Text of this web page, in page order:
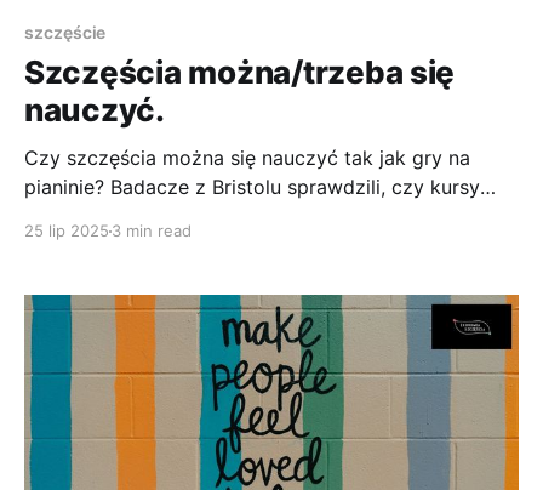
szczęście
Szczęścia można/trzeba się
nauczyć.
Czy szczęścia można się nauczyć tak jak gry na
pianinie? Badacze z Bristolu sprawdzili, czy kursy
czy efekty zostają z nami na dłużej.
25 lip 2025 3 min read